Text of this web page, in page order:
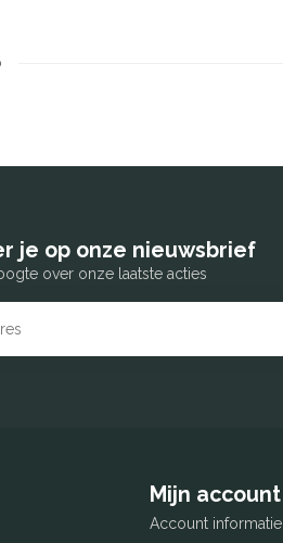
je op onze nieuwsbrief
over onze laatste acties
Mijn account
Account informatie